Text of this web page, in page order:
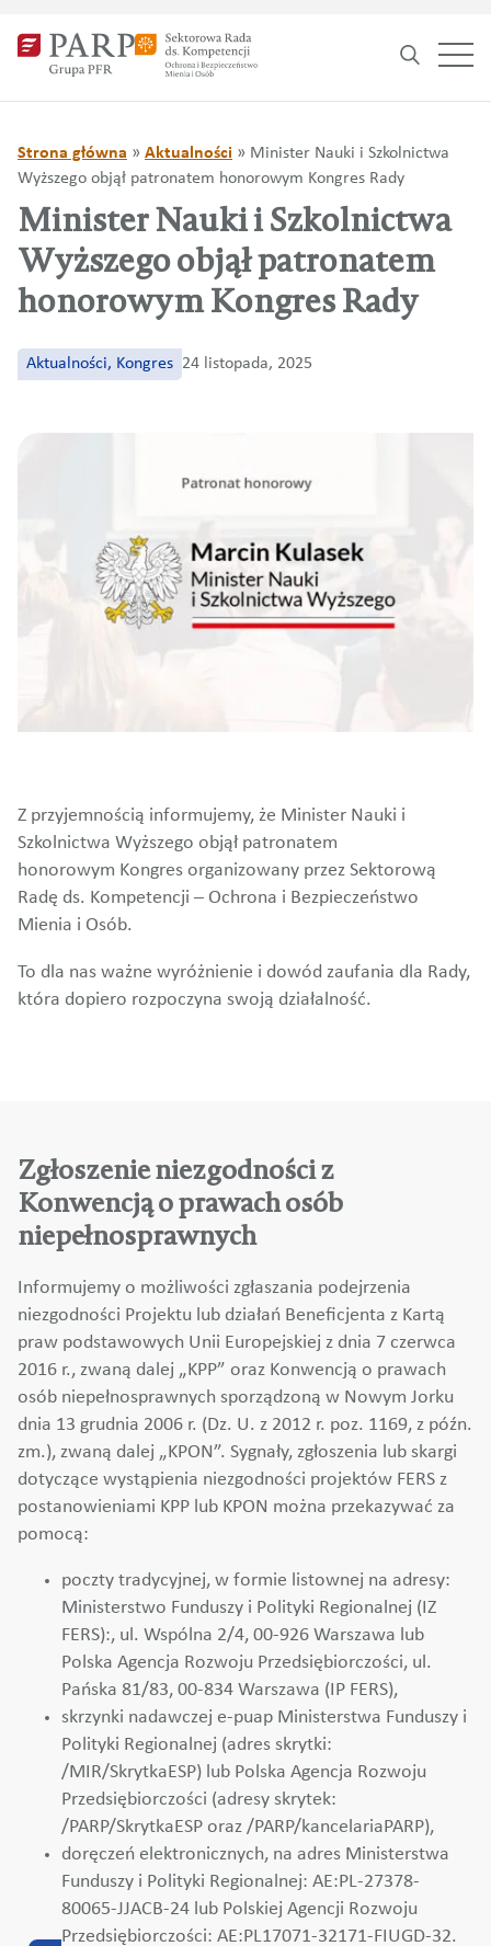
Strona główna » Aktualności » Minister Nauki i Szkolnictwa
Wyższego objął patronatem honorowym Kongres Rady
Minister Nauki i Szkolnictwa
Wyższego objął patronatem
honorowym Kongres Rady
Aktualności, Kongres 24 listopada, 2025
Z przyjemnością informujemy, że Minister Nauki i
Szkolnictwa Wyższego objął patronatem
honorowym Kongres organizowany przez Sektorową
Radę ds. Kompetencji – Ochrona i Bezpieczeństwo
Mienia i Osób.
To dla nas ważne wyróżnienie i dowód zaufania dla Rady,
która dopiero rozpoczyna swoją działalność.
Zgłoszenie niezgodności z
Konwencją o prawach osób
niepełnosprawnych
Informujemy o możliwości zgłaszania podejrzenia
niezgodności Projektu lub działań Beneficjenta z Kartą
praw podstawowych Unii Europejskiej z dnia 7 czerwca
2016 r., zwaną dalej „KPP” oraz Konwencją o prawach
osób niepełnosprawnych sporządzoną w Nowym Jorku
dnia 13 grudnia 2006 r. (Dz. U. z 2012 r. poz. 1169, z późn.
zm.), zwaną dalej „KPON”. Sygnały, zgłoszenia lub skargi
dotyczące wystąpienia niezgodności projektów FERS z
postanowieniami KPP lub KPON można przekazywać za
pomocą:
poczty tradycyjnej, w formie listownej na adresy:
Ministerstwo Funduszy i Polityki Regionalnej (IZ
FERS):, ul. Wspólna 2/4, 00-926 Warszawa lub
Polska Agencja Rozwoju Przedsiębiorczości, ul.
Pańska 81/83, 00-834 Warszawa (IP FERS),
skrzynki nadawczej e-puap Ministerstwa Funduszy i
Polityki Regionalnej (adres skrytki:
/MIR/SkrytkaESP) lub Polska Agencja Rozwoju
Przedsiębiorczości (adresy skrytek:
/PARP/SkrytkaESP oraz /PARP/kancelariaPARP),
doręczeń elektronicznych, na adres Ministerstwa
Funduszy i Polityki Regionalnej: AE:PL-27378-
80065-JJACB-24 lub Polskiej Agencji Rozwoju
Przedsiębiorczości: AE:PL17071-32171-FIUGD-32.